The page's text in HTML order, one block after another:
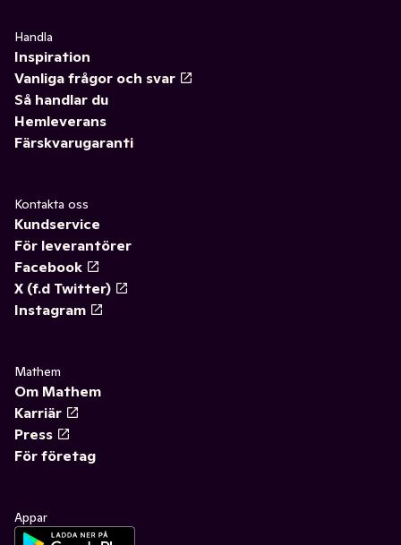
Handla
Inspiration
Vanliga frågor och svar
Så handlar du
Hemleverans
Färskvarugaranti
Kontakta oss
Kundservice
För leverantörer
Facebook
X (f.d Twitter)
Instagram
Mathem
Om Mathem
Karriär
Press
För företag
Appar